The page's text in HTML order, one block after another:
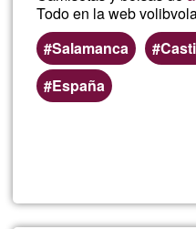
Todo en la web
Salamanca
España